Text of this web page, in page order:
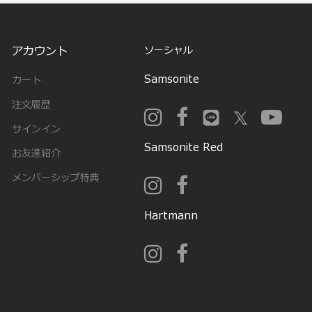
アカウント
カート
注文履歴
サインイン
お友達紹介
メンバーシップ特典
ソーシャル
Samsonite
Samsonite Red
Hartmann